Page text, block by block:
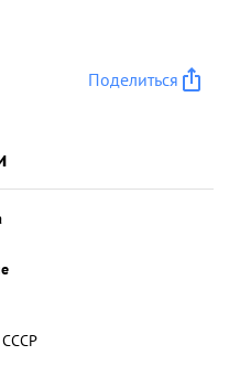
Поделиться